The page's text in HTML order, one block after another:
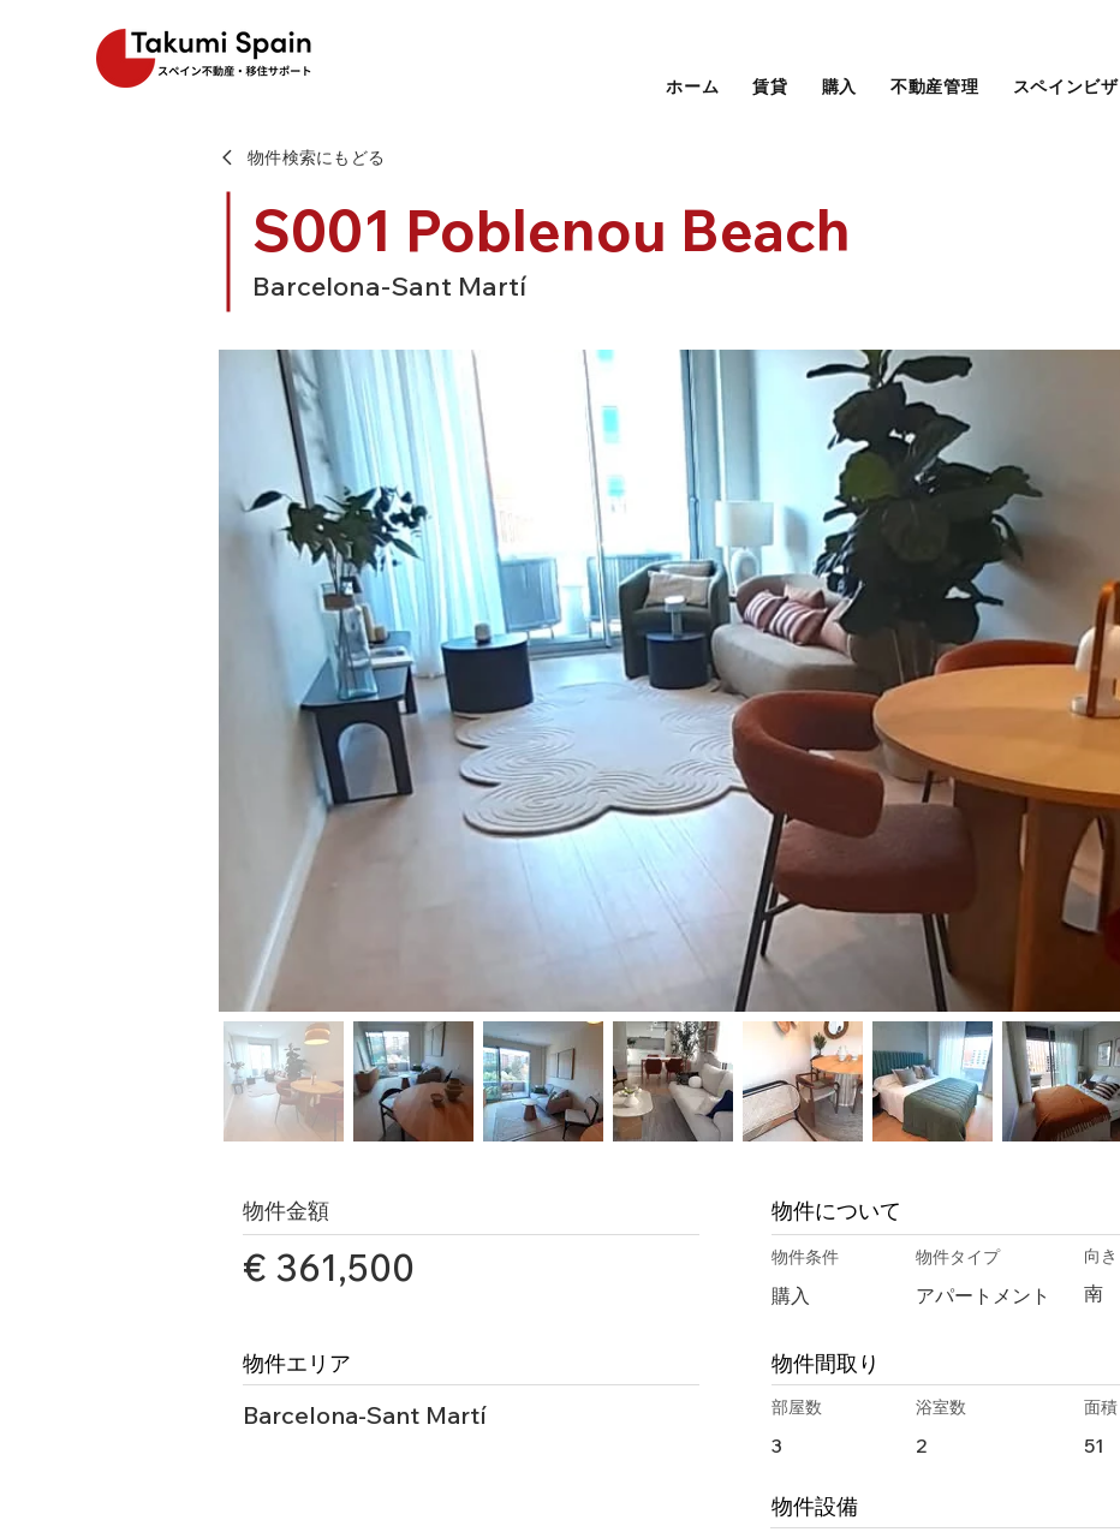
ホーム 賃貸 購入 不動産管理 スペインビザ
物件検索にもどる
S001 Poblenou Beach
Barcelona-Sant Martí
物件金額
€ 361,500
物件エリア
Barcelona-Sant Martí
物件について
物件条件
購入
物件タイプ
アパートメント
向き
南
物件間取り
部屋数 浴室数 面積
3 2 51
物件設備